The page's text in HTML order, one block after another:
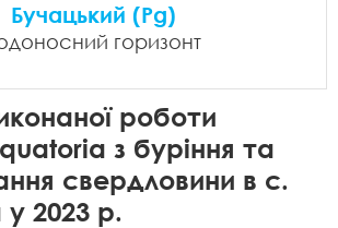
роботи
з буріння та
свердловини в с.
у 2023 р.
Бучацький (Pg)
горизонт